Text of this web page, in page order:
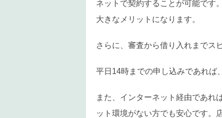
ネットで契約することが可能です
大きなメリットになります。
さらに、審査から借り入れまでス
平日14時までの申し込みであれば
また、インターネット経由であれ
ット環境がない方でも安心です。